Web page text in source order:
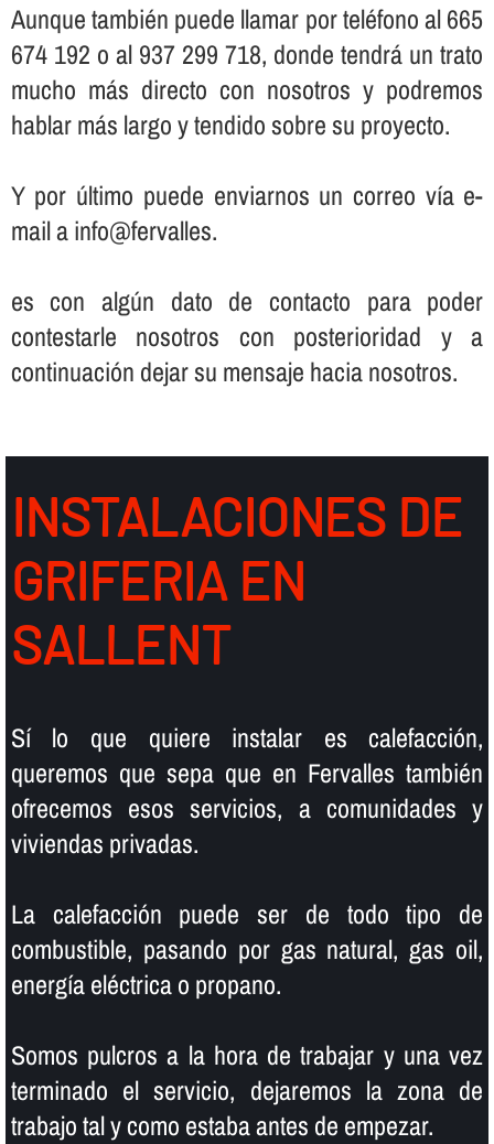
Aunque también puede llamar por teléfono al 665
674 192 o al 937 299 718, donde tendrá un trato
mucho más directo con nosotros y podremos
hablar más largo y tendido sobre su proyecto.
Y por último puede enviarnos un correo ví­a e-
mail a info@fervalles.
es con algún dato de contacto para poder
contestarle nosotros con posterioridad y a
continuación dejar su mensaje hacia nosotros.
INSTALACIONES DE
GRIFERIA EN
SALLENT
Sí­ lo que quiere instalar es calefacción,
queremos que sepa que en Fervalles también
ofrecemos esos servicios, a comunidades y
viviendas privadas.
La calefacción puede ser de todo tipo de
combustible, pasando por gas natural, gas oil,
energí­a eléctrica o propano.
Somos pulcros a la hora de trabajar y una vez
terminado el servicio, dejaremos la zona de
trabajo tal y como estaba antes de empezar.